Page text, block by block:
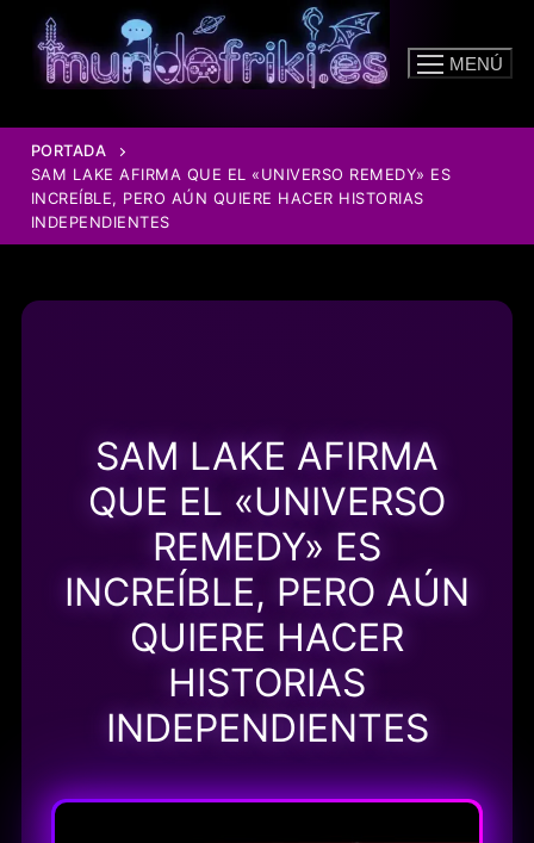
contenido
MENÚ
PORTADA
SAM LAKE AFIRMA QUE EL «UNIVERSO REMEDY» ES
INCREÍBLE, PERO AÚN QUIERE HACER HISTORIAS
INDEPENDIENTES
SAM LAKE AFIRMA
QUE EL «UNIVERSO
REMEDY» ES
INCREÍBLE, PERO AÚN
QUIERE HACER
HISTORIAS
INDEPENDIENTES